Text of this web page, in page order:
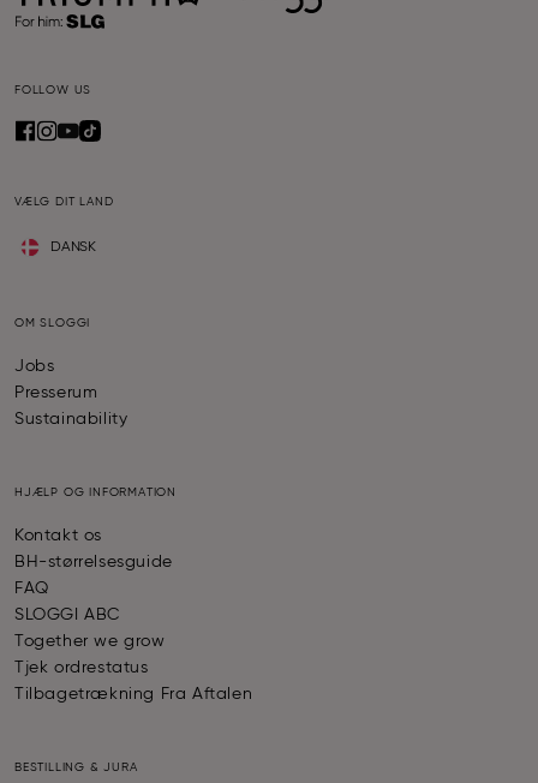
FOLLOW US
VÆLG DIT LAND
DANSK
OM SLOGGI
Jobs
Presserum
Sustainability
HJÆLP OG INFORMATION
Kontakt os
BH-størrelsesguide
FAQ
SLOGGI ABC
Together we grow
Tjek ordrestatus
Tilbagetrækning Fra Aftalen
BESTILLING & JURA